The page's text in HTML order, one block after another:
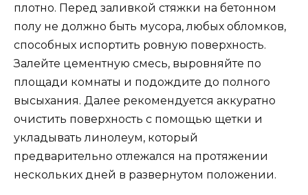
плотно. Перед заливкой стяжки на бетонном
полу не должно быть мусора, любых обломков,
способных испортить ровную поверхность.
Залейте цементную смесь, выровняйте по
площади комнаты и подождите до полного
высыхания. Далее рекомендуется аккуратно
очистить поверхность с помощью щетки и
укладывать линолеум, который
предварительно отлежался на протяжении
нескольких дней в развернутом положении.